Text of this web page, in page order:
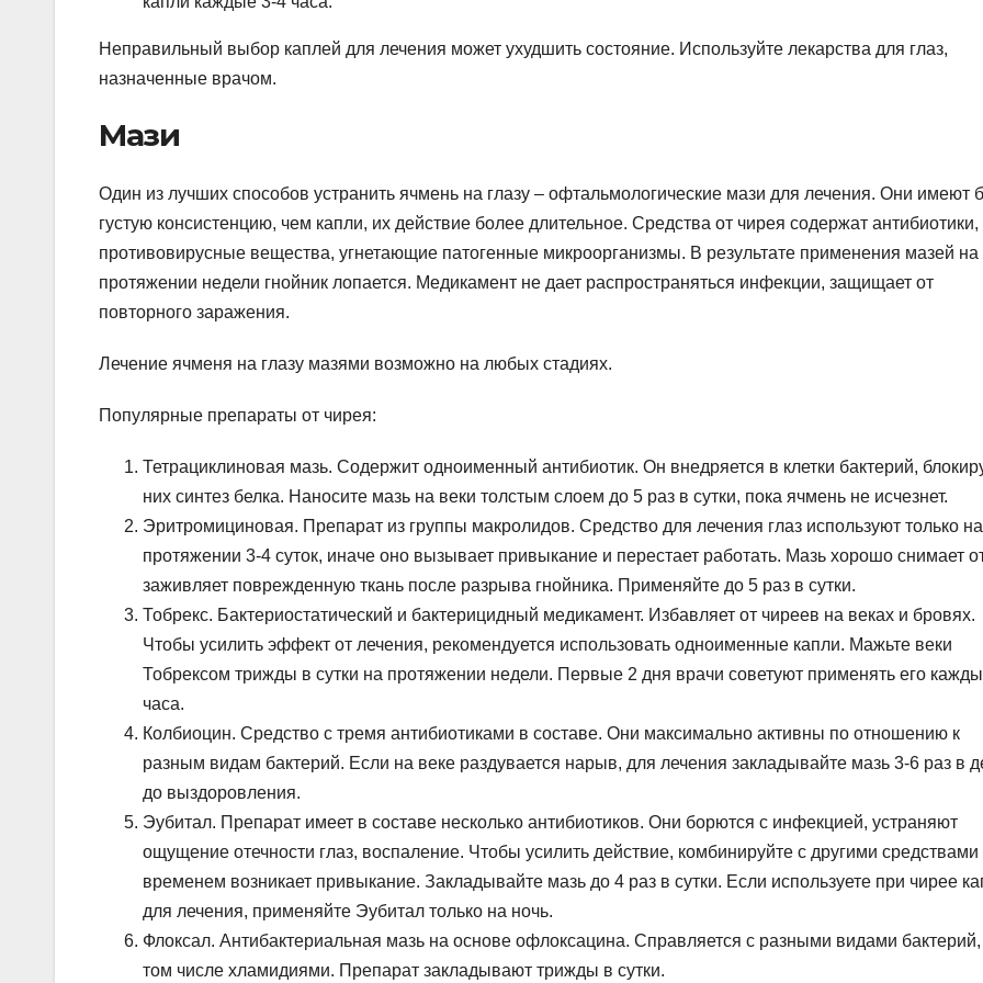
Неправильный выбор каплей для лечения может ухудшить состояние. Используйте лекарства для глаз,
назначенные врачом.
Мази
Один из лучших способов устранить ячмень на глазу – офтальмологические мази для лечения. Они имеют
густую консистенцию, чем капли, их действие более длительное. Средства от чирея содержат антибиотики,
противовирусные вещества, угнетающие патогенные микроорганизмы. В результате применения мазей на
протяжении недели гнойник лопается. Медикамент не дает распространяться инфекции, защищает от
повторного заражения.
Лечение ячменя на глазу мазями возможно на любых стадиях.
Популярные препараты от чирея:
Тетрациклиновая мазь. Содержит одноименный антибиотик. Он внедряется в клетки бактерий,
них синтез белка. Наносите мазь на веки толстым слоем до 5 раз в сутки, пока ячмень не исчезнет.
Эритромициновая. Препарат из группы макролидов. Средство для лечения глаз используют только на
протяжении 3-4 суток, иначе оно вызывает привыкание и перестает работать. Мазь хорошо снимает
заживляет поврежденную ткань после разрыва гнойника. Применяйте до 5 раз в сутки.
Тобрекс. Бактериостатический и бактерицидный медикамент. Избавляет от чиреев на веках и бровях.
Чтобы усилить эффект от лечения, рекомендуется использовать одноименные капли. Мажьте веки
Тобрексом трижды в сутки на протяжении недели. Первые 2 дня врачи советуют применять его
часа.
Колбиоцин. Средство с тремя антибиотиками в составе. Они максимально активны по отношению к
разным видам бактерий. Если на веке раздувается нарыв, для лечения закладывайте мазь 3-6 раз в
до выздоровления.
Эубитал. Препарат имеет в составе несколько антибиотиков. Они борются с инфекцией, устраняют
ощущение отечности глаз, воспаление. Чтобы усилить действие, комбинируйте с другими средствами
временем возникает привыкание. Закладывайте мазь до 4 раз в сутки. Если используете при чирее
для лечения, применяйте Эубитал только на ночь.
Флоксал. Антибактериальная мазь на основе офлоксацина. Справляется с разными видами бактерий,
том числе хламидиями. Препарат закладывают трижды в сутки.